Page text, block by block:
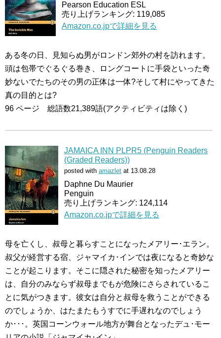
Pearson Education ESL
売り上げランキング: 119,085
Amazon.co.jpで詳細を見る
ある冬の日、見知らぬ男がロンドン郊外の村を訪れます。
頭は包帯でぐるぐる巻き、ロングコートに手袋といった奇
妙ないでたちのその男の正体は一体?そして村にやってきた
真の目的とは?
96 ページ 総語数21,389語(アクティビティは除く)
JAMAICA INN PLPR5 (Penguin Readers
(Graded Readers))
posted with amazlet at 13.08.28
Daphne Du Maurier
Penguin
売り上げランキング: 124,114
Amazon.co.jpで詳細を見る
母を亡くし、叔母と暮らすことになったメアリー･エラン。
叔父が経営する宿、ジャマイカ･インでは夜になると奇妙な
ことが起こります。そこに隠された秘密を知ったメアリー
は、自分のみならず叔母までもが危険にさらされているこ
とに気がつきます。彼女は自分と叔母を救うことができる
のでしょうか、はたまたもうすでに手遅れなのでしょう
か･･･。英国コーンウォール地方が舞台となったデュ･モー